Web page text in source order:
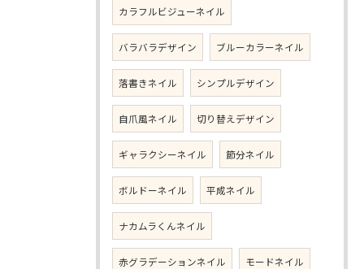
カラフルビジューネイル
バラバラデザイン ブルーカラーネイル
落書きネイル シンプルデザイン
自爪風ネイル 切り替えデザイン
ギャラクシーネイル 節分ネイル
ボルドーネイル 平成ネイル
ナカムラくんネイル
赤グラデーションネイル モードネイル